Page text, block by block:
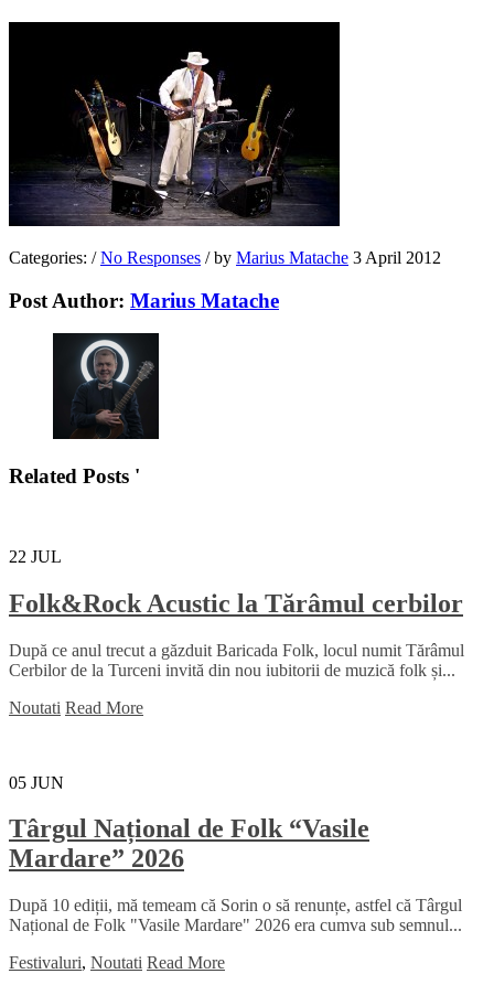
Categories: / No Responses /by Marius Matache 3 April 2012
Post Author: Marius Matache
Related Posts '
22 JUL
Folk&Rock Acustic la Tărâmul cerbilor
După ce anul trecut a găzduit Baricada Folk, locul numit Tărâmul
Cerbilor de la Turceni invită din nou iubitorii de muzică folk și...
Noutati Read More
05 JUN
Târgul Național de Folk “Vasile
Mardare” 2026
După 10 ediții, mă temeam că Sorin o să renunțe, astfel că Târgul
Național de Folk "Vasile Mardare" 2026 era cumva sub semnul...
Festivaluri, Noutati Read More